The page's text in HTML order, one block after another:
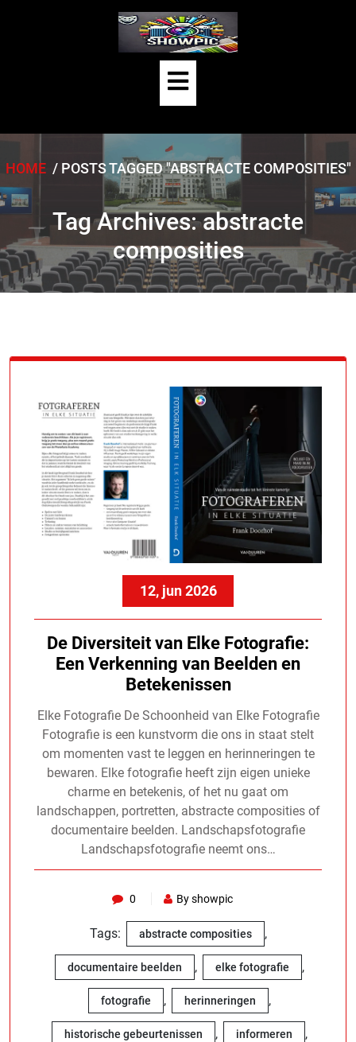
Open
Button
HOME/ POSTS TAGGED "ABSTRACTE COMPOSITIES"
Tag Archives: abstracte
composities
12, jun 2026
De Diversiteit van Elke Fotografie:
Een Verkenning van Beelden en
Betekenissen
Elke Fotografie De Schoonheid van Elke Fotografie
Fotografie is een kunstvorm die ons in staat stelt
om momenten vast te leggen en herinneringen te
bewaren. Elke fotografie heeft zijn eigen unieke
charme en betekenis, of het nu gaat om
landschappen, portretten, abstracte composities of
documentaire beelden. Landschapsfotografie
Landschapsfotografie neemt ons…
0 By showpic
Tags: abstracte composities ,
documentaire beelden , elke fotografie ,
fotografie , herinneringen ,
historische gebeurtenissen , informeren ,